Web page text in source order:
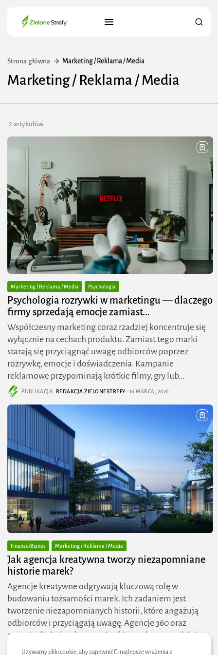
Strona główna Marketing / Reklama / Media
Marketing / Reklama / Media
2 artykułów
Marketing / Reklama / Media Psychologia
Psychologia rozrywki w marketingu — dlaczego
firmy sprzedają emocje zamiast...
Współczesny marketing coraz rzadziej koncentruje się
wyłącznie na cechach produktu. Zamiast tego marki
starają się przyciągnąć uwagę odbiorców poprzez
rozrywkę, emocje i doświadczenia. Kampanie
reklamowe przypominają krótkie filmy, gry lub...
PUBLIKACJA: REDAKCJA ZIELONESTREFY 16 MARCA, 2026
Finanse/Biznes Marketing / Reklama / Media
Jak agencja kreatywna tworzy niezapomniane
historie marek?
Agencje kreatywne odgrywają kluczową rolę w
budowaniu tożsamości marek. Ich zadaniem jest
tworzenie niezapomnianych historii, które angażują
odbiorców i przyciągają uwagę. Agencje 360 oraz
agencje digital wykorzystują różnorodne narzędzia i...
PUBLIKACJA: ZIELONESTREFY 25 SIERPNIA, 2025
Używamy pliki cookie, aby zapewnić Ci najlepsze wrażenia z